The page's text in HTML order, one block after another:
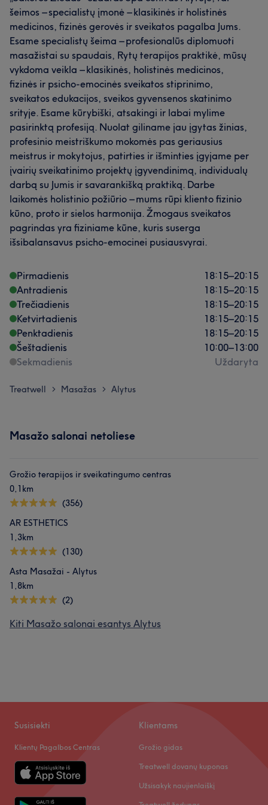
Depiliacija
šeimos – specialistų įmonė – klasikinės ir holistinės
medicinos, fizinės gerovės ir sveikatos pagalba Jums.
Esame specialistų šeima – profesionalūs diplomuoti
masažistai su spaudais, Rytų terapijos praktikė, mūsų
vykdoma veikla – klasikinės, holistinės medicinos,
fizinės ir psicho-emocinės sveikatos stiprinimo,
sveikatos edukacijos, sveikos gyvensenos skatinimo
srityje. Esame kūrybiški, atsakingi ir labai mylime
pasirinktą profesiją. Nuolat giliname jau įgytas žinias,
profesinio meistriškumo mokomės pas geriausius
meistrus ir mokytojus, patirties ir išminties įgyjame per
įvairių sveikatinimo projektų įgyvendinimą, individualų
darbą su Jumis ir savarankišką praktiką. Darbe
laikomės holistinio požiūrio – mums rūpi kliento fizinio
kūno, proto ir sielos harmonija. Žmogaus sveikatos
pagrindas yra fiziniame kūne, kuris suserga
išsibalansavus psicho-emocinei pusiausvyrai.
Pirmadienis 18:15–20:15
Antradienis
18:15–20:15
Trečiadienis
18:15–20:15
Ketvirtadienis
18:15–20:15
Penktadienis
18:15–20:15
Šeštadienis
10:00–13:00
Sekmadienis
Uždaryta
Treatwell > Masažas > Alytus
Masažo salonai netoliese
Grožio terapijos ir sveikatingumo centras
0,1km
(356)
AR ESTHETICS
1,3km
(130)
Asta Masažai - Alytus
1,8km
(2)
Kiti Masažo salonai esantys Alytus
Susisiekti
Klientų Pagalbos Centras
Klientams
Grožio gidas
Treatwell dovanų kuponas
Užsisakyk naujienlaiškį